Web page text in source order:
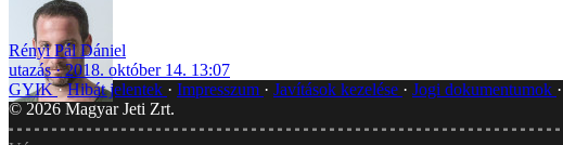
Rényi Pál Dániel
utazás
2018. október 14. 13:07
GYIK Hibát jelentek Impresszum Javítások kezelése Jogi dokumentumok
© 2026 Magyar Jeti Zrt.